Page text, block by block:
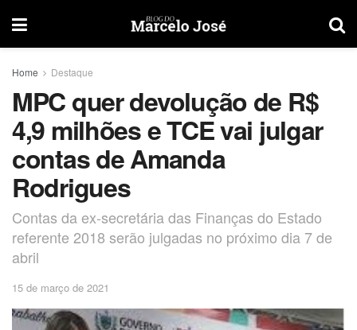
Home Destaque
MPC quer devolução de R$
4,9 milhões e TCE vai julgar
contas de Amanda
Rodrigues
Contas da ex-secretária das Finanças do Estado
referente 2018 serão julgadas no próximo dia 7 de
abril
15 de março de 2021